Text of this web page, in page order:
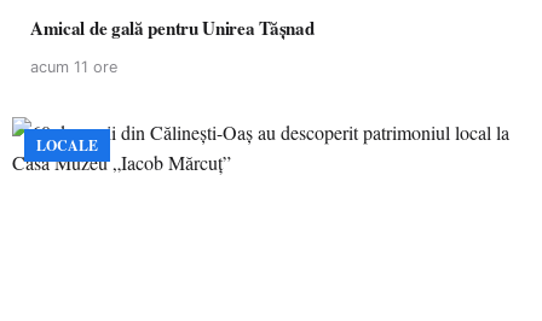
Amical de gală pentru Unirea Tășnad
acum 11 ore
LOCALE